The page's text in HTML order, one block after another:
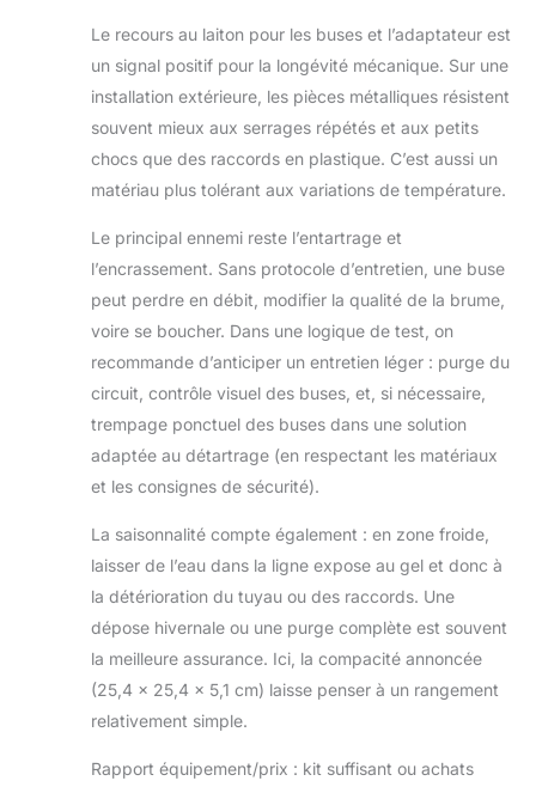
Le recours au laiton pour les buses et l’adaptateur est
un signal positif pour la longévité mécanique. Sur une
installation extérieure, les pièces métalliques résistent
souvent mieux aux serrages répétés et aux petits
chocs que des raccords en plastique. C’est aussi un
matériau plus tolérant aux variations de température.
Le principal ennemi reste l’entartrage et
l’encrassement. Sans protocole d’entretien, une buse
peut perdre en débit, modifier la qualité de la brume,
voire se boucher. Dans une logique de test, on
recommande d’anticiper un entretien léger : purge du
circuit, contrôle visuel des buses, et, si nécessaire,
trempage ponctuel des buses dans une solution
adaptée au détartrage (en respectant les matériaux
et les consignes de sécurité).
La saisonnalité compte également : en zone froide,
laisser de l’eau dans la ligne expose au gel et donc à
la détérioration du tuyau ou des raccords. Une
dépose hivernale ou une purge complète est souvent
la meilleure assurance. Ici, la compacité annoncée
(25,4 x 25,4 x 5,1 cm) laisse penser à un rangement
relativement simple.
Rapport équipement/prix : kit suffisant ou achats